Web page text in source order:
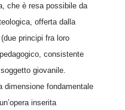
che è resa possibile da
offerta dalla
principi fra loro
consistente
giovanile.
dimensione fondamentale
inserita